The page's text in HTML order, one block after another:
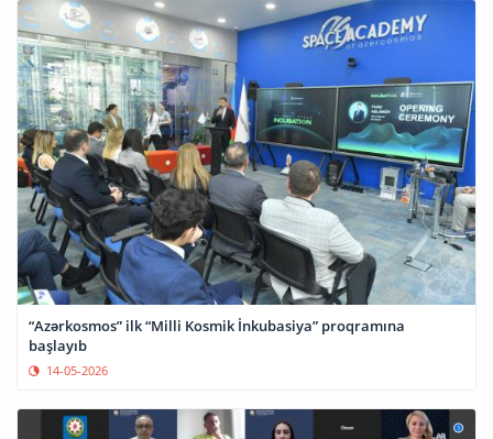
“Azərkosmos” ilk “Milli Kosmik İnkubasiya” proqramına
başlayıb
14-05-2026